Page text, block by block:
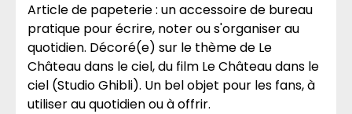
Article de papeterie : un accessoire de bureau
pratique pour écrire, noter ou s'organiser au
quotidien. Décoré(e) sur le thème de Le
Château dans le ciel, du film Le Château dans le
ciel (Studio Ghibli). Un bel objet pour les fans, à
utiliser au quotidien ou à offrir.